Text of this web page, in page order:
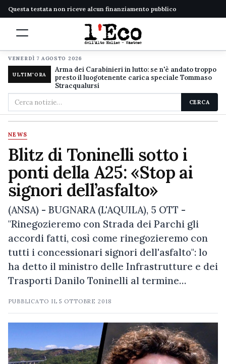
Questa testata non riceve alcun finanziamento pubblico
VENERDÌ 7 AGOSTO 2026
ULTIM'ORA
Arma dei Carabinieri in lutto: se n'è andato troppo
presto il luogotenente carica speciale Tommaso
Stracqualursi
Cerca
nel
sito
CERCA
NEWS
Blitz di Toninelli sotto i
ponti della A25: «Stop ai
signori dell’asfalto»
(ANSA) - BUGNARA (L'AQUILA), 5 OTT -
"Rinegozieremo con Strada dei Parchi gli
accordi fatti, così come rinegozieremo con
tutti i concessionari signori dell'asfalto": lo
ha detto il ministro delle Infrastrutture e dei
Trasporti Danilo Toninelli al termine…
PUBBLICATO IL5 OTTOBRE 2018